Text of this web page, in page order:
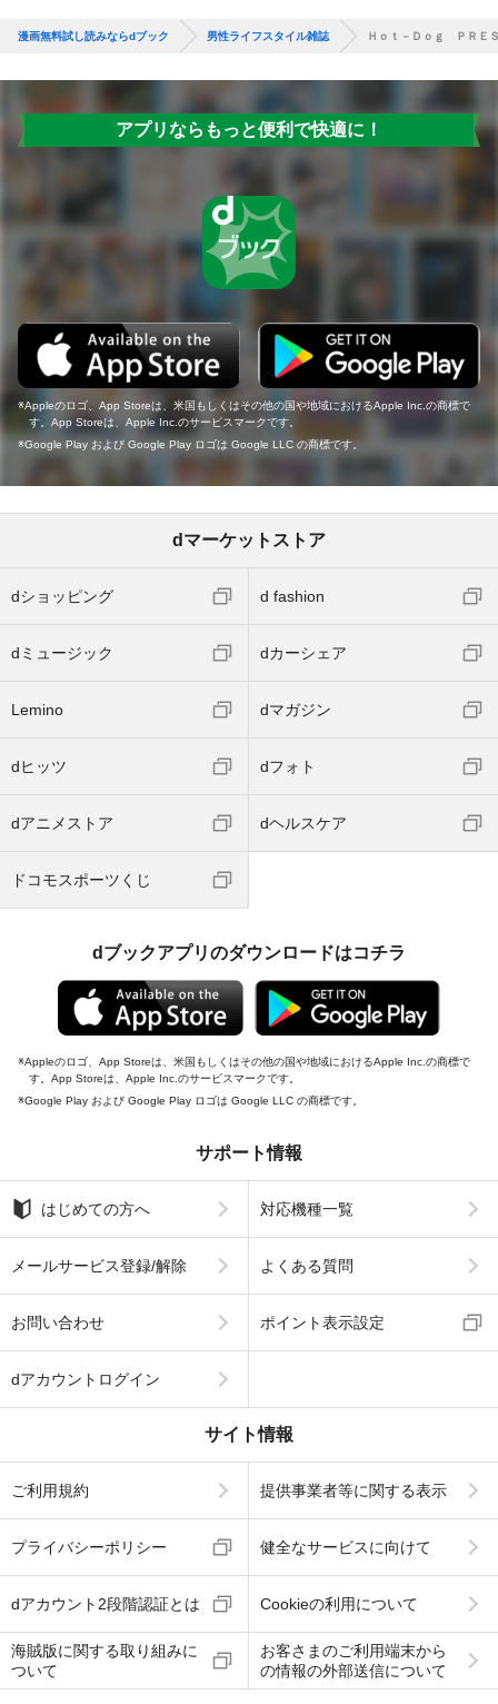
漫画無料試し読みならdブック 男性ライフスタイル雑誌 Ｈｏｔ－Ｄｏｇ ＰＲＥ
アプリならもっと便利で快適に！
Appleのロゴ、App Storeは、米国もしくはその他の国や地域におけるApple Inc.の商標で
す。App Storeは、Apple Inc.のサービスマークです。
Google Play および Google Play ロゴは Google LLC の商標です。
dマーケットストア
dショッピング d fashion
dミュージック dカーシェア
Lemino dマガジン
dヒッツ dフォト
dアニメストア dヘルスケア
ドコモスポーツくじ
dブックアプリのダウンロードはコチラ
Appleのロゴ、App Storeは、米国もしくはその他の国や地域におけるApple Inc.の商標で
す。App Storeは、Apple Inc.のサービスマークです。
Google Play および Google Play ロゴは Google LLC の商標です。
サポート情報
はじめての方へ 対応機種一覧
メールサービス登録/解除 よくある質問
お問い合わせ ポイント表示設定
dアカウントログイン
サイト情報
ご利用規約 提供事業者等に関する表示
プライバシーポリシー 健全なサービスに向けて
dアカウント2段階認証とは Cookieの利用について
海賊版に関する取り組みに
ついて
お客さまのご利用端末から
の情報の外部送信について